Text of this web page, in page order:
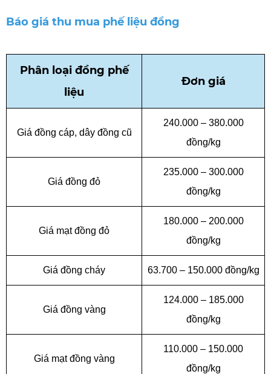
Báo giá thu mua phế liệu đồng
Phân loại đồng phế
liệu
Đơn giá
Giá đồng cáp, dây đồng cũ
240.000 – 380.000
đồng/kg
Giá đồng đỏ
235.000 – 300.000
đồng/kg
Giá mạt đồng đỏ
180.000 – 200.000
đồng/kg
Giá đồng cháy 63.700 – 150.000 đồng/kg
Giá đồng vàng
124.000 – 185.000
đồng/kg
Giá mạt đồng vàng
110.000 – 150.000
đồng/kg